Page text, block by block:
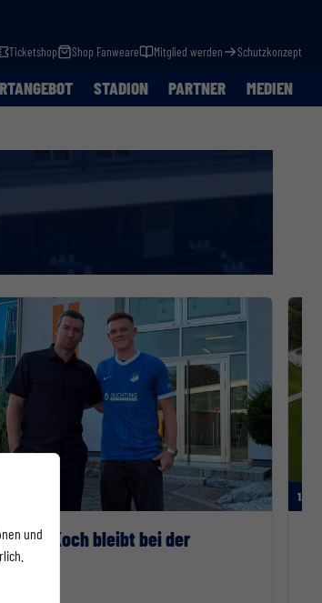
und
Ticketshop Shop Fanweare Mitglied werden Schutzkonzept
STADION PARTNER MEDIEN
Koch bleibt bei der
1.